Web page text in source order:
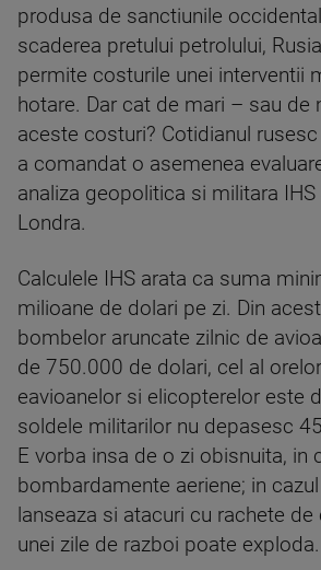
produsa de sanctiunile
scaderea pretului petrolului,
permite costurile unei interventii
hotare. Dar cat de mari – sau de
aceste costuri? Cotidianul rusesc
a comandat o asemenea
analiza geopolitica si militara IHS
Londra.
Calculele IHS arata ca suma
milioane de dolari pe zi. Din
bombelor aruncate zilnic de
de 750.000 de dolari, cel al
eavioanelor si elicopterelor este
soldele militarilor nu depasesc
E vorba insa de o zi obisnuita, in
bombardamente aeriene; in
lanseaza si atacuri cu rachete de
unei zile de razboi poate exploda.